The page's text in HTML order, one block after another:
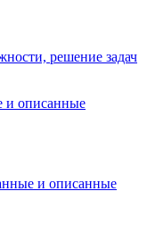
решение задач
и описанные
и описанные